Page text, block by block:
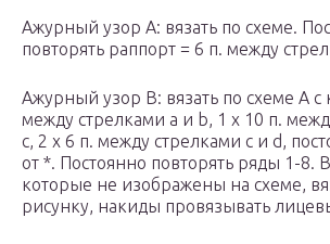
Ажурный узор А: вязать по схеме.
повторять раппорт = 6 п. между
Ажурный узор В: вязать по схеме А с
между стрелками а и b, 1 х 10 п.
с, 2 х 6 п. между стрелками c и d,
от *. Постоянно повторять ряды 1-8.
которые не изображены на схеме,
рисунку, накиды провязывать